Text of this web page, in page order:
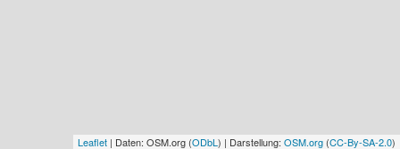
Leaflet | Daten: OSM.org (ODbL ) | Darstellung: OSM.org (CC-By-SA-2.0)